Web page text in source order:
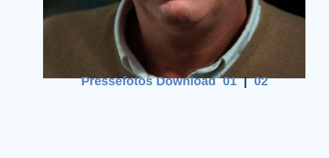
Pressefotos Download 01|02